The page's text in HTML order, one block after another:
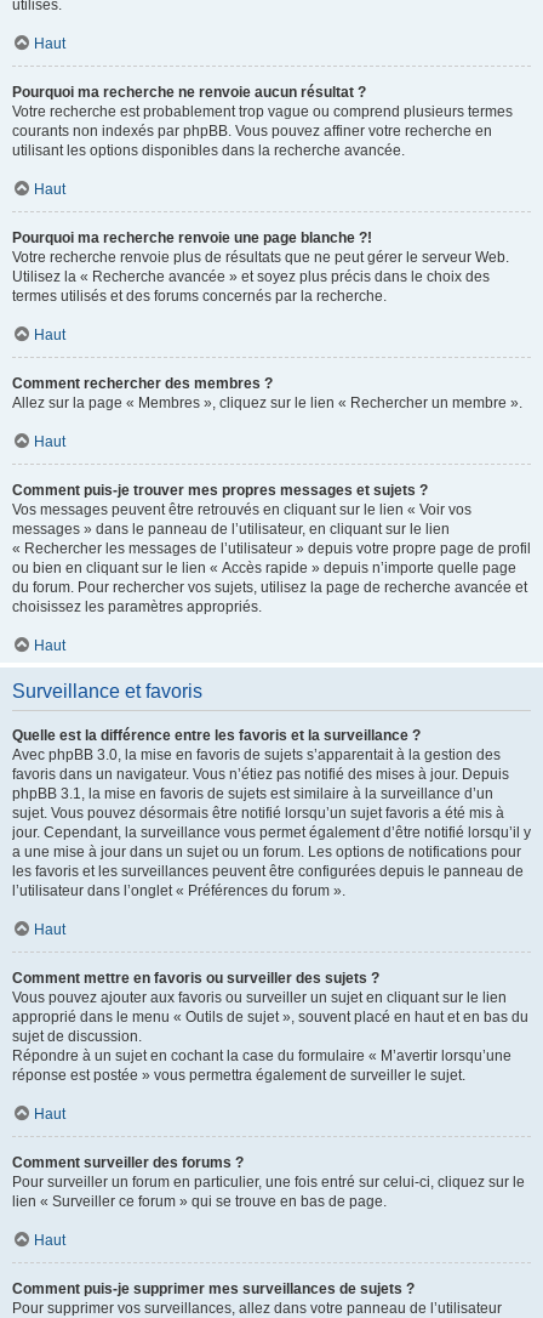
utilisés.
Haut
Pourquoi ma recherche ne renvoie aucun résultat ?
Votre recherche est probablement trop vague ou comprend plusieurs termes
courants non indexés par phpBB. Vous pouvez affiner votre recherche en
utilisant les options disponibles dans la recherche avancée.
Haut
Pourquoi ma recherche renvoie une page blanche ?!
Votre recherche renvoie plus de résultats que ne peut gérer le serveur Web.
Utilisez la « Recherche avancée » et soyez plus précis dans le choix des
termes utilisés et des forums concernés par la recherche.
Haut
Comment rechercher des membres ?
Allez sur la page « Membres », cliquez sur le lien « Rechercher un membre ».
Haut
Comment puis-je trouver mes propres messages et sujets ?
Vos messages peuvent être retrouvés en cliquant sur le lien « Voir vos
messages » dans le panneau de l’utilisateur, en cliquant sur le lien
« Rechercher les messages de l’utilisateur » depuis votre propre page de profil
ou bien en cliquant sur le lien « Accès rapide » depuis n’importe quelle page
du forum. Pour rechercher vos sujets, utilisez la page de recherche avancée et
choisissez les paramètres appropriés.
Haut
Surveillance et favoris
Quelle est la différence entre les favoris et la surveillance ?
Avec phpBB 3.0, la mise en favoris de sujets s’apparentait à la gestion des
favoris dans un navigateur. Vous n’étiez pas notifié des mises à jour. Depuis
phpBB 3.1, la mise en favoris de sujets est similaire à la surveillance d’un
sujet. Vous pouvez désormais être notifié lorsqu’un sujet favoris a été mis à
jour. Cependant, la surveillance vous permet également d’être notifié lorsqu’il y
a une mise à jour dans un sujet ou un forum. Les options de notifications pour
les favoris et les surveillances peuvent être configurées depuis le panneau de
l’utilisateur dans l’onglet « Préférences du forum ».
Haut
Comment mettre en favoris ou surveiller des sujets ?
Vous pouvez ajouter aux favoris ou surveiller un sujet en cliquant sur le lien
approprié dans le menu « Outils de sujet », souvent placé en haut et en bas du
sujet de discussion.
Répondre à un sujet en cochant la case du formulaire « M’avertir lorsqu’une
réponse est postée » vous permettra également de surveiller le sujet.
Haut
Comment surveiller des forums ?
Pour surveiller un forum en particulier, une fois entré sur celui-ci, cliquez sur le
lien « Surveiller ce forum » qui se trouve en bas de page.
Haut
Comment puis-je supprimer mes surveillances de sujets ?
Pour supprimer vos surveillances, allez dans votre panneau de l’utilisateur